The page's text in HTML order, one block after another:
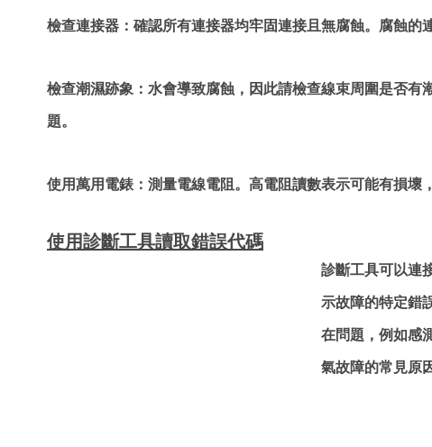
檢查連接器：確認所有連接器均牢固連接且無腐蝕。腐蝕的
檢查潮濕跡象：水會導致腐蝕，因此請檢查線束周圍是否有
題。
使用萬用電錶：測量電線電阻。高電阻讀數表示可能有損壞
使用診斷工具讀取錯誤代碼
診斷工具可以連
示故障的特定錯
在問題，例如感
氣故障的常見原因